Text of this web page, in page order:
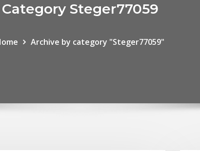
Category Steger77059
Archive by category "Steger77059"